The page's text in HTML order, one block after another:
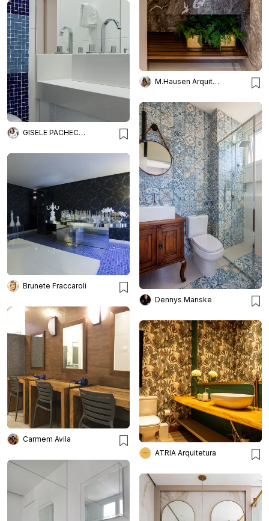
M.Hausen Arquitetura
GISELE PACHECO ARQUITETURA E INTERIORES
Dennys Manske
Brunete Fraccaroli
Carmem Avila
ATRIA Arquitetura